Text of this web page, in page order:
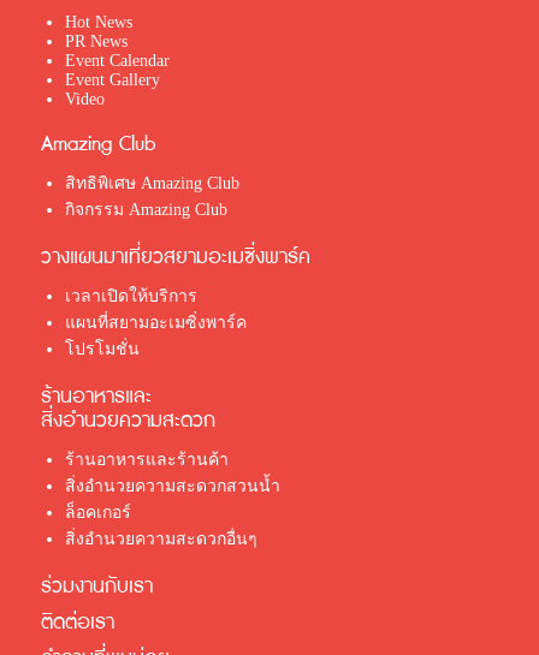
Hot News
PR News
Event Calendar
Event Gallery
Video
Amazing Club
สิทธิพิเศษ Amazing Club
กิจกรรม Amazing Club
วางแผนมาเที่ยวสยามอะเมซิ่งพาร์ค
เวลาเปิดให้บริการ
แผนที่สยามอะเมซิ่งพาร์ค
โปรโมชั่น
ร้านอาหารและ
สิ่งอำนวยความสะดวก
ร้านอาหารและร้านค้า
สิ่งอำนวยความสะดวกสวนน้ำ
ล็อคเกอร์
สิ่งอำนวยความสะดวกอื่นๆ
ร่วมงานกับเรา
ติดต่อเรา